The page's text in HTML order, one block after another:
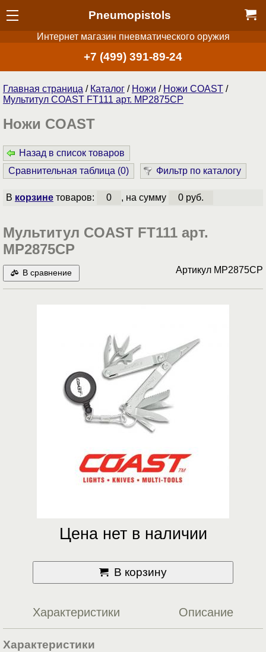
Pneumopistols
Интернет магазин пневматического оружия
+7 (499) 391-89-24
Главная страница / Каталог / Ножи / Ножи COAST /
Мультитул COAST FT111 арт. MP2875CP
Ножи COAST
Назад в список товаров
Сравнительная таблица (0) Фильтр по каталогу
В корзинетоваров: 0 , на сумму 0 руб.
Мультитул COAST FT111 арт.
MP2875CP
В сравнение Артикул MP2875CP
Цена нет в наличии
В корзину
Характеристики Описание
Характеристики